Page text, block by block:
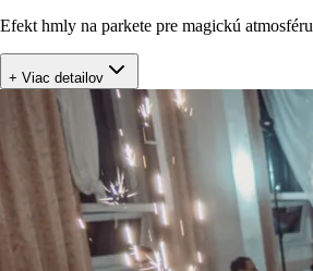
Efekt hmly na parkete pre magickú atmosféru
+ Viac detailov